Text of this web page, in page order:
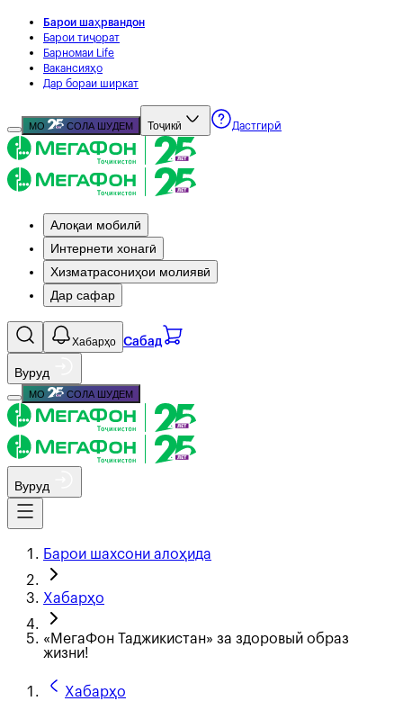
Барои шаҳрвандон
Барои тиҷорат
Барномаи Life
Вакансияҳо
Дар бораи ширкат
МО СОЛА ШУДЕМ Тоҷикӣ Дастгирӣ
Алоқаи мобилӣ
Интернети хонагӣ
Хизматрасониҳои молиявӣ
Дар сафар
Хабарҳо Сабад
Вуруд
МО СОЛА ШУДЕМ
Вуруд
Барои шахсони алоҳида
Хабарҳо
«МегаФон Таджикистан» за здоровый образ
жизни!
Хабарҳо